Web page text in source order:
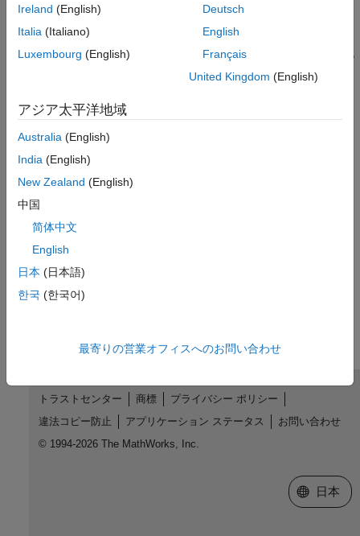
参考
Constant Velocity Joint
Ireland (English)
Italia (Italiano)
Luxembourg (English)
Deutsch
English
Français
United Kingdom (English)
アジア太平洋地域
Australia (English)
India (English)
New Zealand (English)
中国
简体中文
English
日本 (日本語)
한국 (한국어)
最寄りの営業オフィスへのお問い合わせ
トラストセンター 商標
プライバシー ポリシー
違法コピー防止
アプリケーション ステータス
お問い合わせ
© 1994-2026 The MathWorks, Inc.
Web サイ
日本